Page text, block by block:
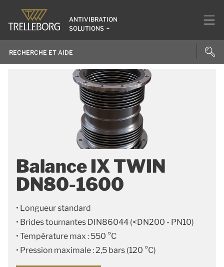
ANTIVIBRATION
SOLUTIONS
Balance IX TWIN
DN80-1600
• Longueur standard
• Brides tournantes DIN86044 (<DN200 - PN10)
• Température max : 550 °C
• Pression maximale : 2,5 bars (120 °C)